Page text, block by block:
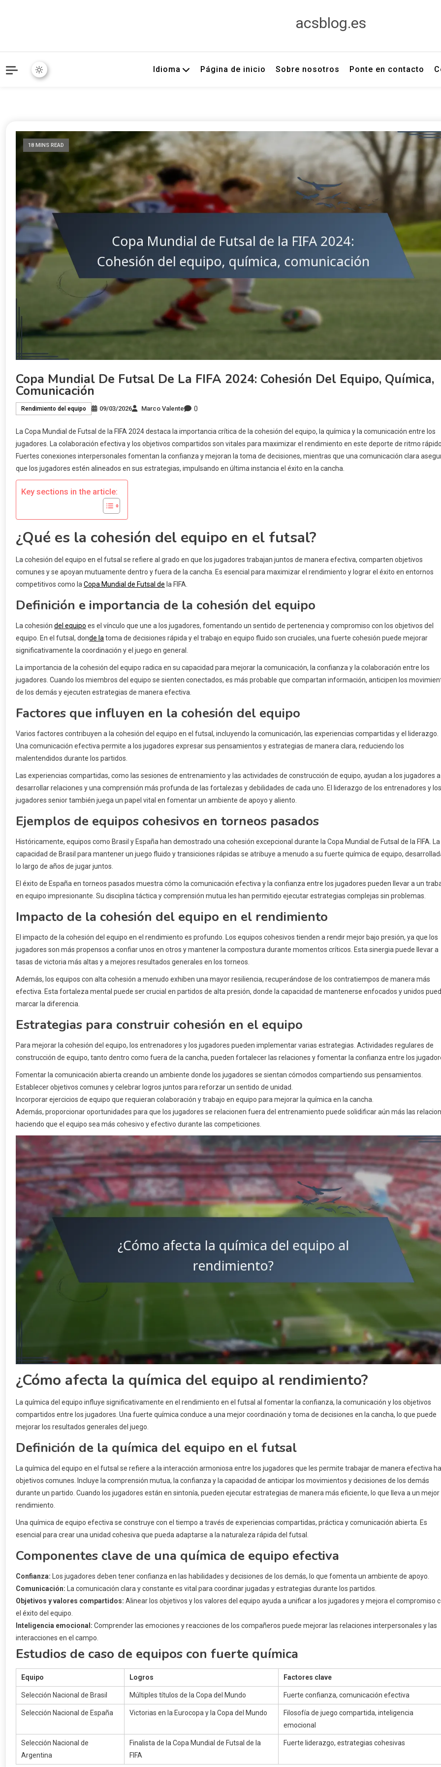
acsblog.es
Idioma Página de inicio Sobre nosotros Ponte en contacto
18 MINS READ
Copa Mundial De Futsal De La FIFA 2024: Cohesión Del Equipo, Química,
Comunicación
Rendimiento del equipo 09/03/2026 Marco Valente 0
La Copa Mundial de Futsal de la FIFA 2024 destaca la importancia crítica de la cohesión del equipo, la química y la comunicación entre los
jugadores. La colaboración efectiva y los objetivos compartidos son vitales para maximizar el rendimiento en este deporte de ritmo
Fuertes conexiones interpersonales fomentan la confianza y mejoran la toma de decisiones, mientras que una comunicación clara
que los jugadores estén alineados en sus estrategias, impulsando en última instancia el éxito en la cancha.
Key sections in the article:
¿Qué es la cohesión del equipo en el futsal?
La cohesión del equipo en el futsal se refiere al grado en que los jugadores trabajan juntos de manera efectiva, comparten objetivos
comunes y se apoyan mutuamente dentro y fuera de la cancha. Es esencial para maximizar el rendimiento y lograr el éxito en entornos
competitivos como la Copa Mundial de Futsal de la FIFA.
Definición e importancia de la cohesión del equipo
La cohesión del equipo es el vínculo que une a los jugadores, fomentando un sentido de pertenencia y compromiso con los objetivos del
equipo. En el futsal, donde la toma de decisiones rápida y el trabajo en equipo fluido son cruciales, una fuerte cohesión puede mejorar
significativamente la coordinación y el juego en general.
La importancia de la cohesión del equipo radica en su capacidad para mejorar la comunicación, la confianza y la colaboración entre los
jugadores. Cuando los miembros del equipo se sienten conectados, es más probable que compartan información, anticipen los
de los demás y ejecuten estrategias de manera efectiva.
Factores que influyen en la cohesión del equipo
Varios factores contribuyen a la cohesión del equipo en el futsal, incluyendo la comunicación, las experiencias compartidas y el liderazgo.
Una comunicación efectiva permite a los jugadores expresar sus pensamientos y estrategias de manera clara, reduciendo los
malentendidos durante los partidos.
Las experiencias compartidas, como las sesiones de entrenamiento y las actividades de construcción de equipo, ayudan a los jugadores a
desarrollar relaciones y una comprensión más profunda de las fortalezas y debilidades de cada uno. El liderazgo de los entrenadores y los
jugadores senior también juega un papel vital en fomentar un ambiente de apoyo y aliento.
Ejemplos de equipos cohesivos en torneos pasados
Históricamente, equipos como Brasil y España han demostrado una cohesión excepcional durante la Copa Mundial de Futsal de la FIFA. La
capacidad de Brasil para mantener un juego fluido y transiciones rápidas se atribuye a menudo a su fuerte química de equipo,
lo largo de años de jugar juntos.
El éxito de España en torneos pasados muestra cómo la comunicación efectiva y la confianza entre los jugadores pueden llevar a un
en equipo impresionante. Su disciplina táctica y comprensión mutua les han permitido ejecutar estrategias complejas sin problemas.
Impacto de la cohesión del equipo en el rendimiento
El impacto de la cohesión del equipo en el rendimiento es profundo. Los equipos cohesivos tienden a rendir mejor bajo presión, ya que los
jugadores son más propensos a confiar unos en otros y mantener la compostura durante momentos críticos. Esta sinergia puede llevar a
tasas de victoria más altas y a mejores resultados generales en los torneos.
Además, los equipos con alta cohesión a menudo exhiben una mayor resiliencia, recuperándose de los contratiempos de manera más
efectiva. Esta fortaleza mental puede ser crucial en partidos de alta presión, donde la capacidad de mantenerse enfocados y unidos
marcar la diferencia.
Estrategias para construir cohesión en el equipo
Para mejorar la cohesión del equipo, los entrenadores y los jugadores pueden implementar varias estrategias. Actividades regulares de
construcción de equipo, tanto dentro como fuera de la cancha, pueden fortalecer las relaciones y fomentar la confianza entre los
Fomentar la comunicación abierta creando un ambiente donde los jugadores se sientan cómodos compartiendo sus pensamientos.
Establecer objetivos comunes y celebrar logros juntos para reforzar un sentido de unidad.
Incorporar ejercicios de equipo que requieran colaboración y trabajo en equipo para mejorar la química en la cancha.
Además, proporcionar oportunidades para que los jugadores se relacionen fuera del entrenamiento puede solidificar aún más las
haciendo que el equipo sea más cohesivo y efectivo durante las competiciones.
¿Cómo afecta la química del equipo al rendimiento?
La química del equipo influye significativamente en el rendimiento en el futsal al fomentar la confianza, la comunicación y los objetivos
compartidos entre los jugadores. Una fuerte química conduce a una mejor coordinación y toma de decisiones en la cancha, lo que puede
mejorar los resultados generales del juego.
Definición de la química del equipo en el futsal
La química del equipo en el futsal se refiere a la interacción armoniosa entre los jugadores que les permite trabajar de manera efectiva
objetivos comunes. Incluye la comprensión mutua, la confianza y la capacidad de anticipar los movimientos y decisiones de los demás
durante un partido. Cuando los jugadores están en sintonía, pueden ejecutar estrategias de manera más eficiente, lo que lleva a un mejor
rendimiento.
Una química de equipo efectiva se construye con el tiempo a través de experiencias compartidas, práctica y comunicación abierta. Es
esencial para crear una unidad cohesiva que pueda adaptarse a la naturaleza rápida del futsal.
Componentes clave de una química de equipo efectiva
Confianza: Los jugadores deben tener confianza en las habilidades y decisiones de los demás, lo que fomenta un ambiente de apoyo.
Comunicación: La comunicación clara y constante es vital para coordinar jugadas y estrategias durante los partidos.
Objetivos y valores compartidos: Alinear los objetivos y los valores del equipo ayuda a unificar a los jugadores y mejora el compromiso
el éxito del equipo.
Inteligencia emocional: Comprender las emociones y reacciones de los compañeros puede mejorar las relaciones interpersonales y las
interacciones en el campo.
Estudios de caso de equipos con fuerte química
Equipo Logros Factores clave
Selección Nacional de Brasil Múltiples títulos de la Copa del Mundo Fuerte confianza, comunicación efectiva
Selección Nacional de España Victorias en la Eurocopa y la Copa del Mundo
Filosofía de juego compartida, inteligencia
emocional
Selección Nacional de
Argentina
Finalista de la Copa Mundial de Futsal de la
FIFA
Fuerte liderazgo, estrategias cohesivas